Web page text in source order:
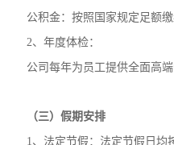
公积金：按照国家规定足额
2、年度体检：
公司每年为员工提供全面高端
（三）假期安排
1、法定节假：法定节假日均